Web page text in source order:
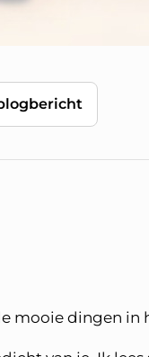
mooie dingen in